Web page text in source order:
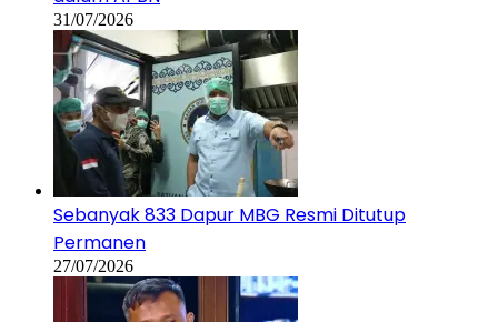
31/07/2026
Sebanyak 833 Dapur MBG Resmi Ditutup
Permanen
27/07/2026